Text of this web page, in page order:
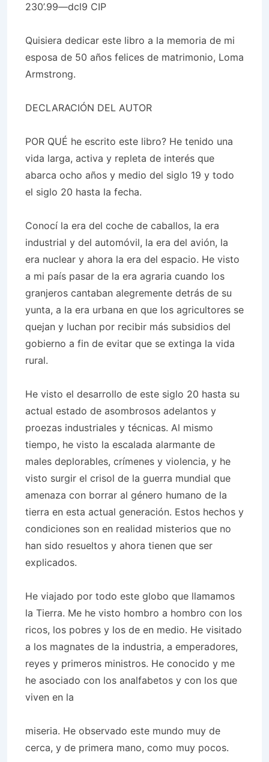
230’.99—dcl9 CIP
Quisiera dedicar este libro a la memoria de mi
esposa de 50 años felices de matrimonio, Loma
Armstrong.
DECLARACIÓN DEL AUTOR
POR QUÉ he escrito este libro? He tenido una
vida larga, activa y repleta de interés que
abarca ocho años y medio del siglo 19 y todo
el siglo 20 hasta la fecha.
Conocí la era del coche de caballos, la era
industrial y del automóvil, la era del avión, la
era nuclear y ahora la era del espacio. He visto
a mi país pasar de la era agraria cuando los
granjeros cantaban alegremente detrás de su
yunta, a la era urbana en que los agricultores se
quejan y luchan por recibir más subsidios del
gobierno a fin de evitar que se extinga la vida
rural.
He visto el desarrollo de este siglo 20 hasta su
actual estado de asombrosos adelantos y
proezas industriales y técnicas. Al mismo
tiempo, he visto la escalada alarmante de
males deplorables, crímenes y violencia, y he
visto surgir el crisol de la guerra mundial que
amenaza con borrar al género humano de la
tierra en esta actual generación. Estos hechos y
condiciones son en realidad misterios que no
han sido resueltos y ahora tienen que ser
explicados.
He viajado por todo este globo que llamamos
la Tierra. Me he visto hombro a hombro con los
ricos, los pobres y los de en medio. He visitado
a los magnates de la industria, a emperadores,
reyes y primeros ministros. He conocido y me
he asociado con los analfabetos y con los que
viven en la
miseria. He observado este mundo muy de
cerca, y de primera mano, como muy pocos.